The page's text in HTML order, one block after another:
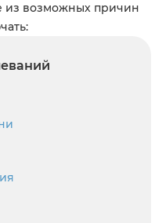
из возможных причин